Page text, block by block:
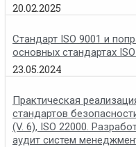
20.02.2025
Стандарт ISO 9001 и
основных стандартах
23.05.2024
Практическая
стандартов
(V. 6), ISO 22000.
аудит систем